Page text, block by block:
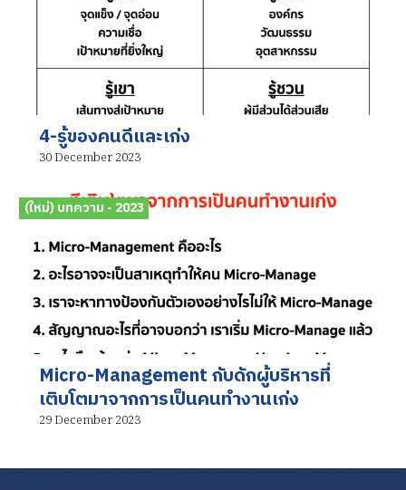
4-รู้ของคนดีและเก่ง
30 December 2023
(ใหม่) บทความ - 2023
Micro-Management กับดักผู้บริหารที่
เติบโตมาจากการเป็นคนทำงานเก่ง
29 December 2023